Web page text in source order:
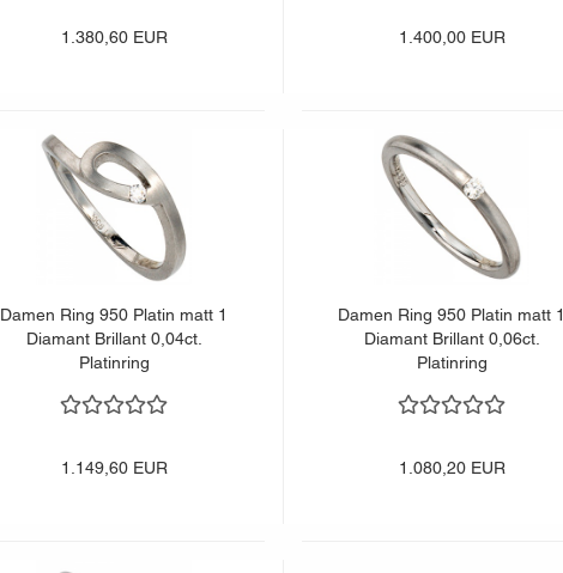
1.380,60 EUR 1.400,00 EUR
Damen Ring 950 Platin matt 1
Diamant Brillant 0,04ct.
Platinring
1.149,60 EUR
Damen Ring 950 Platin matt 1
Diamant Brillant 0,06ct.
Platinring
1.080,20 EUR